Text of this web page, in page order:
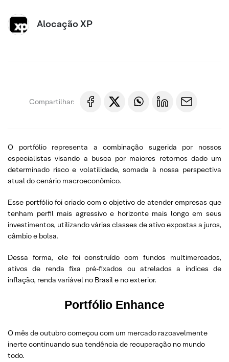
Alocação XP
Compartilhar:
O portfólio representa a combinação sugerida por nossos
especialistas visando a busca por maiores retornos dado um
determinado risco e volatilidade, somada à nossa perspectiva
atual do cenário macroeconômico.
Esse portfólio foi criado com o objetivo de atender empresas que
tenham perfil mais agressivo e horizonte mais longo em seus
investimentos, utilizando várias classes de ativo expostas a juros,
câmbio e bolsa.
Dessa forma, ele foi construído com fundos multimercados,
ativos de renda fixa pré-fixados ou atrelados a índices de
inflação, renda variável no Brasil e no exterior.
Portfólio Enhance
O mês de outubro começou com um mercado razoavelmente
inerte continuando sua tendência de recuperação no mundo
todo.